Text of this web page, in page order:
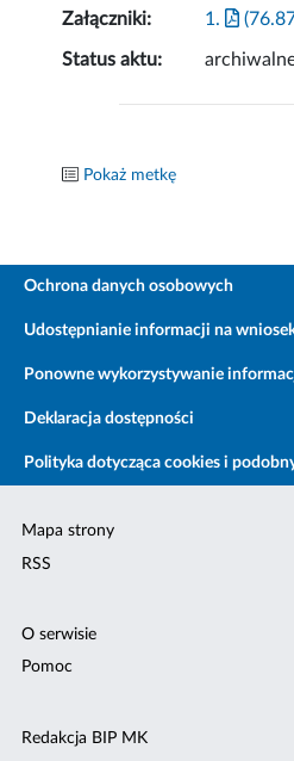
Załączniki: 1.
Status aktu:
Pokaż metkę
Ochrona danych osobowych
Udostępnianie informacji na
Ponowne wykorzystywanie
Deklaracja dostępności
Polityka dotycząca cookies i
Mapa strony
RSS
O serwisie
Pomoc
Redakcja BIP MK